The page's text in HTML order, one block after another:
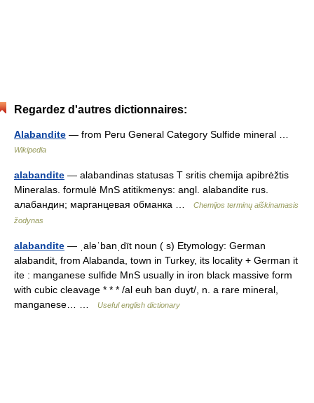
Regardez d'autres dictionnaires:
Alabandite — from Peru General Category Sulfide mineral …
Wikipedia
alabandite — alabandinas statusas T sritis chemija apibrėžtis
Mineralas. formulė MnS atitikmenys: angl. alabandite rus.
алабандин; марганцевая обманка …
Chemijos terminų aiškinamasis
žodynas
alabandite — ˌaləˈbanˌdīt noun ( s) Etymology: German
alabandit, from Alabanda, town in Turkey, its locality + German it
ite : manganese sulfide MnS usually in iron black massive form
with cubic cleavage * * * /al euh ban duyt/, n. a rare mineral,
manganese… …
Useful english dictionary